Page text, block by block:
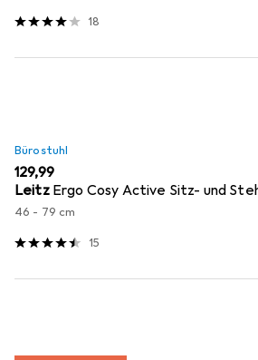
18
Bürostuhl
EUR
129,99
Leitz Ergo Cosy Active Sitz- und
46 - 79 cm
15